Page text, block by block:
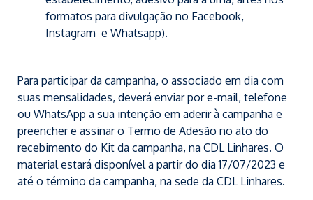
formatos para divulgação no Facebook,
Instagram e Whatsapp).
Para participar da campanha, o associado em dia com
suas mensalidades, deverá enviar por e-mail, telefone
ou WhatsApp a sua intenção em aderir à campanha e
preencher e assinar o Termo de Adesão no ato do
recebimento do Kit da campanha, na CDL Linhares. O
material estará disponível a partir do dia 17/07/2023 e
até o término da campanha, na sede da CDL Linhares.